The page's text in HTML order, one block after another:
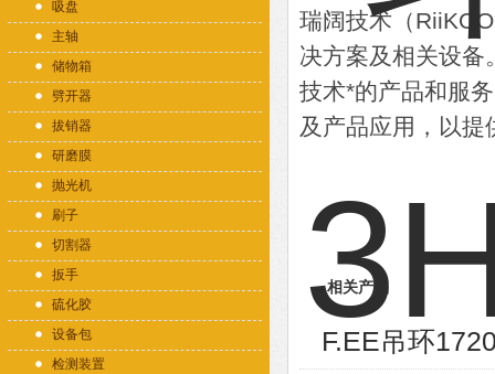
吸盘
主轴
储物箱
劈开器
拔销器
研磨膜
抛光机
刷子
切割器
扳手
硫化胶
设备包
检测装置
瑞阔技术（
决方案及相关设备
技术*的产品和服
及产品应用，以提
相关产品
F.EE吊环